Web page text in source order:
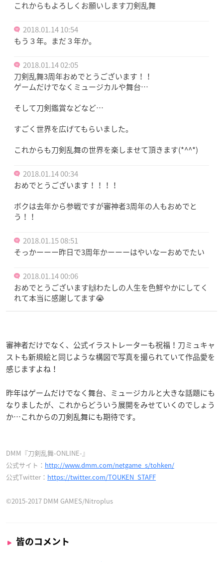
これからもよろしくお願いします刀剣乱舞
2018.01.14 10:54
もう３年。まだ３年か。
2018.01.14 02:05
刀剣乱舞3周年おめでとうございます！！
ゲームだけでなくミュージカルや舞台…
そして刀剣鑑賞などなど…
すごく世界を広げてもらいました。
これからも刀剣乱舞の世界を楽しませて頂きます(*^^*)
2018.01.14 00:34
おめでとうございます！！！！
ボクは去年から参戦ですが審神者3周年の人もおめでと
う！！
2018.01.15 08:51
そっかーーー昨日で3周年かーーーはやいなーおめでたい
2018.01.14 00:06
おめでとうございます🙌わたしの人生を色鮮やかにしてく
れて本当に感謝してます😭
審神者だけでなく、公式イラストレーターも祝福！刀ミュキャ
ストも新規絵と同じような構図で写真を撮られていて作品愛を
感じますよね！
昨年はゲームだけでなく舞台、ミュージカルと大きな話題にも
なりましたが、これからどういう展開をみせていくのでしょう
か…これからの刀剣乱舞にも期待です。
DMM『刀剣乱舞-ONLINE-』
公式サイト： http://www.dmm.com/netgame_s/tohken/
公式Twitter： https://twitter.com/TOUKEN_STAFF
©2015-2017 DMM GAMES/Nitroplus
皆のコメント